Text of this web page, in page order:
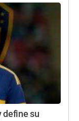
define su